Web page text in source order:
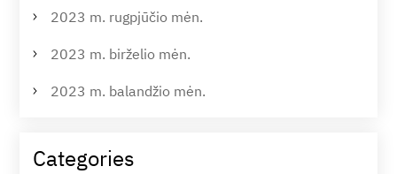
2023 m. rugpjūčio mėn.
2023 m. birželio mėn.
2023 m. balandžio mėn.
Categories